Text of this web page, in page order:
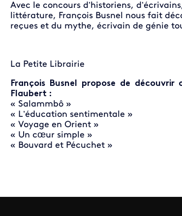
Avec le concours d’historiens,
littérature, François Busnel nous fait
reçues et du mythe, écrivain de génie
La Petite Librairie
François Busnel propose de
Flaubert :
« Salammbô »
« L’éducation sentimentale »
« Voyage en Orient »
« Un cœur simple »
« Bouvard et Pécuchet »